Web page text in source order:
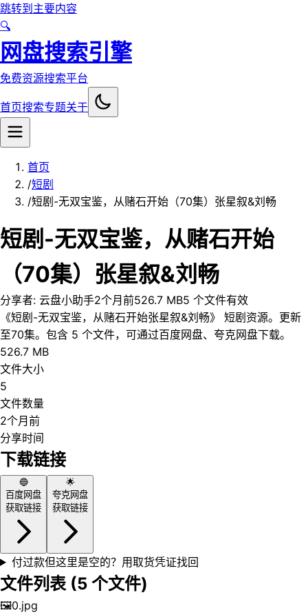
跳转到主要内容
🔍
网盘搜索引擎
免费资源搜索平台
首页搜索专题关于
首页
/短剧
/短剧-无双宝鉴，从赌石开始（70集）张星叙&刘畅
短剧-无双宝鉴，从赌石开始
（70集）张星叙&刘畅
分享者: 云盘小助手2个月前526.7 MB5 个文件有效
《短剧-无双宝鉴，从赌石开始张星叙&刘畅》 短剧资源。更新
至70集。包含 5 个文件，可通过百度网盘、夸克网盘下载。
526.7 MB
文件大小
5
文件数量
2个月前
分享时间
下载链接
🔵
百度网盘
获取链接
🌟
夸克网盘
获取链接
付过款但这里是空的？用取货凭证找回
文件列表 (5 个文件)
🖼️0.jpg